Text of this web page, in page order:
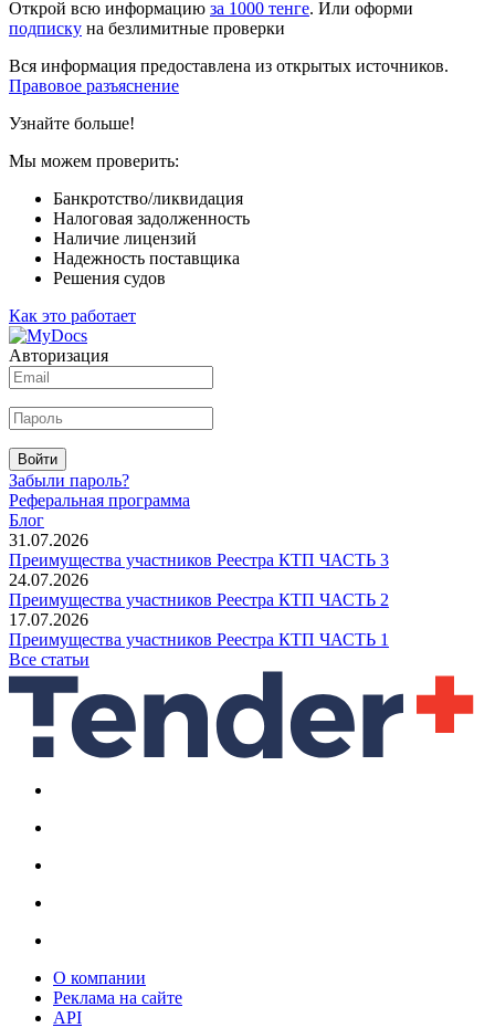
Открой всю информацию за 1000 тенге. Или оформи
подписку на безлимитные проверки
Вся информация предоставлена из открытых источников.
Правовое разъяснение
Узнайте больше!
Мы можем проверить:
Банкротство/ликвидация
Налоговая задолженность
Наличие лицензий
Надежность поставщика
Решения судов
Как это работает
Авторизация
Войти
Забыли пароль?
Реферальная программа
Блог
31.07.2026
Преимущества участников Реестра КТП ЧАСТЬ 3
24.07.2026
Преимущества участников Реестра КТП ЧАСТЬ 2
17.07.2026
Преимущества участников Реестра КТП ЧАСТЬ 1
Все статьи
О компании
Реклама на сайте
API